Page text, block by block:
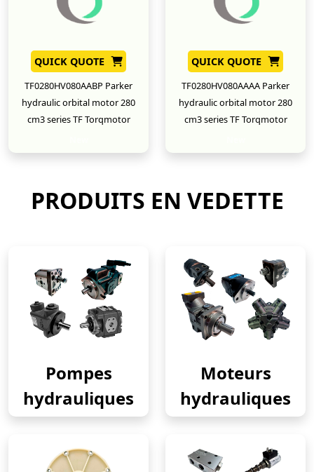
QUICK QUOTE
TF0280HV080AABP Parker
hydraulic orbital motor 280
cm3 series TF Torqmotor
QUICK QUOTE
TF0280HV080AAAA Parker
hydraulic orbital motor 280
cm3 series TF Torqmotor
PRODUITS EN VEDETTE
Pompes
hydrauliques
Moteurs
hydrauliques